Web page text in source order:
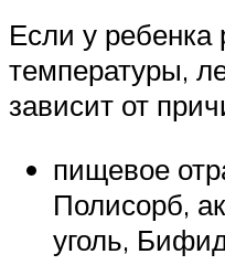
Если у ребенка
температуры,
зависит от
пищевое
Полисорб,
уголь,